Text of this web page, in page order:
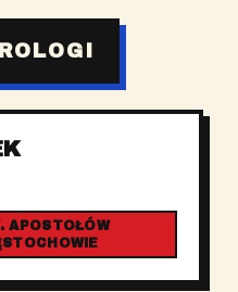
APOSTOŁÓW